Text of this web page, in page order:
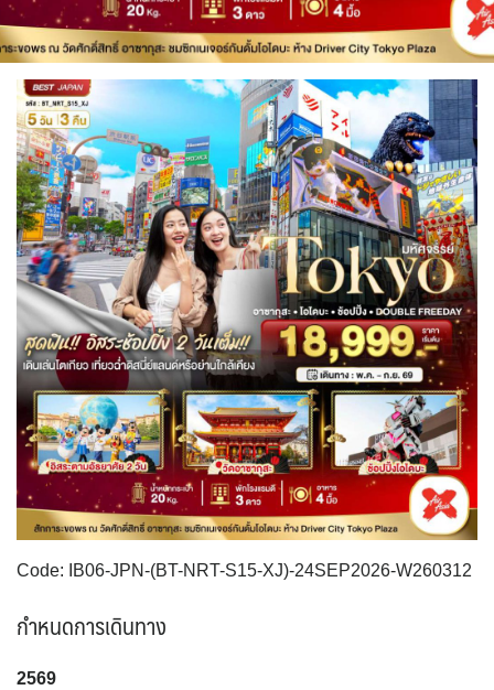
KORS เกาหลีใต้ 2 KGZ คีร์กีซสถาน
LAO ลาว 0 LBN เลบานอน 0
MYS มาเลเซีย 0 MDV มัลดีฟส์ 0
MNG มองโกเลีย 2 MMR เมียนมาร์ 5
NPL เนปาล 0 OMN โอมาน 0
PAK ปากีสถาน 8
PHL ฟิลิปปินส์ 1 SAU ซาอุดิอาระเบีย 1
SGP สิงคโปร์ 4
SYR ซีเรีย 0 TWN ไต้หวัน 10
TJK ทาจิกิสถาน 1 TKM เติร์กเมนิสถาน 1
ARE ดูไบ, UAE 0 UZB อุซเบกิสถาน 4
ตะวันออกกลาง 0 YEM เยเมน 0
VNM เวียดนาม 35
จอร์แดน - อียิปต์ 4
CYP ไซปรัส 0 DNK เดนมาร์ก
CZE เช็ก 0 FIN ฟินแลนด์ 3
FRO หมู่เกาะแฟโร FRA ฝรั่งเศส 1
DEU เยอรมนี 3 GEO จอร์เจีย 10
GRL กรีนแลนด์ 3
GRC กรีซ 1 ISL ไอซ์แลนด์ 4
ITA อิตาลี 9 MDA มอลโดวา 0
MLT มอลต้า 1
NLD เนเธอร์แลนด์ 0 NOR นอร์เวย์ 3
POL โปแลนด์ 3 PRT โปรตุเกส 3
RUS รัสเซีย 3 สแกนดิเนเวีย 7
ESP สเปน 4
SVN สโลวิเนีย 2 CHE สวิตเซอร์แลนด์ 8
TUR ตุรเคีย 13 UKR ยูเครน 0
UK อังกฤษ+สหราชอาณาจักร
9
เบลเยี่ยม เนเธอร์แลนด์ ลักเซม
ร์ก (BENELUX)
บัลแกเรีย โรมาเนีย
จอร์เจีย อาร์เมเนีย
อิตาลี สวิส ฝรั่งเศส
ลิเบีย - Libya 1 บราซิล - Brazil
เอธิโอเปีย - Ethiopia 0 อียิปต์ - Egypt 11
Code: IB06-JPN-(BT-NRT-S15-XJ)-24SEP2026-W260312
กำหนดการเดินทาง
2569